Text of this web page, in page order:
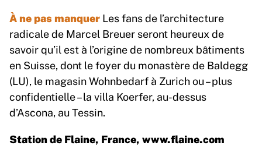
À ne pas manquer Les fans de l’architecture
radicale de Marcel Breuer seront heureux de
savoir qu’il est à l’origine de nombreux bâtiments
en Suisse, dont le foyer du monastère de Baldegg
(LU), le magasin Wohnbedarf à Zurich ou – plus
confidentielle – la villa Koerfer, au-dessus
d’Ascona, au Tessin.
Station de Flaine, France, www.flaine.com